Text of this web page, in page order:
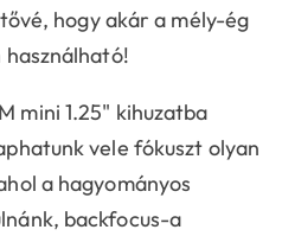
hogy akár a mély-ég
mini 1.25" kihuzatba
vele fókuszt olyan
a hagyományos
backfocus-a